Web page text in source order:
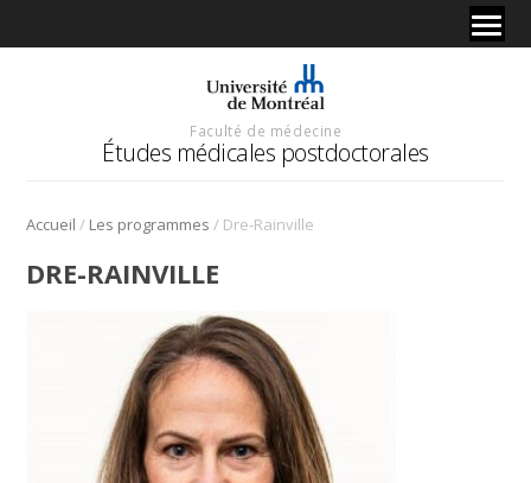
Faculté de médecine
Études médicales postdoctorales
Accueil / Les programmes / Dre-Rainville
DRE-RAINVILLE